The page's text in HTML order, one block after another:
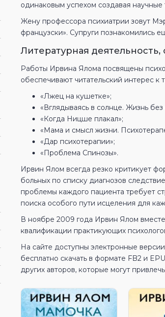
одинаковым успехом создавая
Жену профессора психиатрии зовут
французски». Супруги познакомились
Литературная
Работы Ирвина Ялома посвящены
обеспечивают читательский интерес к
«Лжец на кушетке»;
«Вглядываясь в солнце. Жизнь без
«Когда Ницше плакал»;
«Мама и смысл жизни.
«Дар психотерапии»;
«Проблема Спинозы».
Ирвин Ялом всегда резко критикует
больных по списку диагнозов
проблемы каждого пациента требует
поиска особого пути исцеления для
В ноябре 2009 года Ирвин Ялом
квалификации практикующих
На сайте доступны электронные
бесплатно скачать в формате FB2 и
других авторов, которые могут